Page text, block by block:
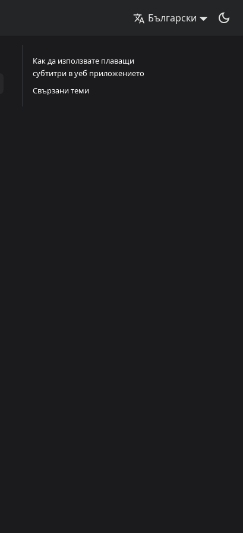
Български
Как да използвате плаващи
субтитри в уеб приложението
Свързани теми